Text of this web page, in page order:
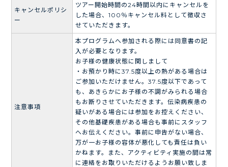
キャンセルポリシ
ー
ツアー開始時間の24時間以内にキャンセルを
した場合、100％キャンセル料として徴収さ
せていただきます。
注意事項
本プログラムへ参加される際には同意書の記
入が必要となります。
お子様の健康状態に関しまして
・お預かり時に37.5度以上の熱がある場合は
ご参加いただけません。37.5度以下であって
も、あきらかにお子様の不調がみられる場合
もお断りさせていただきます。伝染病疾患の
疑いがある場合には参加をお控えください、
その他基礎疾患がある場合も事前にスタッフ
へお伝えください。事前に申告がない場合、
万が一お子様の容体が悪化しても責任は負い
かねます。また、アクティビティ実施の間は常
に連絡をお取りいただけるようお願い致しま